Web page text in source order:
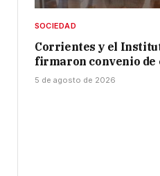
SOCIEDAD
Corrientes y el
firmaron convenio de
5 de agosto de 2026